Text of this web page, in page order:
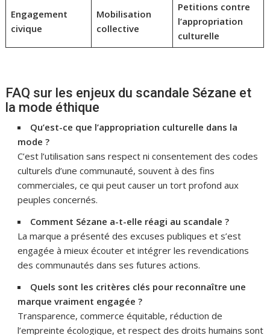
Engagement
civique
Mobilisation
collective
Petitions contre
l’appropriation
culturelle
FAQ sur les enjeux du scandale Sézane et
la mode éthique
Qu’est-ce que l’appropriation culturelle dans la
mode ?
C’est l’utilisation sans respect ni consentement des codes
culturels d’une communauté, souvent à des fins
commerciales, ce qui peut causer un tort profond aux
peuples concernés.
Comment Sézane a-t-elle réagi au scandale ?
La marque a présenté des excuses publiques et s’est
engagée à mieux écouter et intégrer les revendications
des communautés dans ses futures actions.
Quels sont les critères clés pour reconnaître une
marque vraiment engagée ?
Transparence, commerce équitable, réduction de
l’empreinte écologique, et respect des droits humains sont